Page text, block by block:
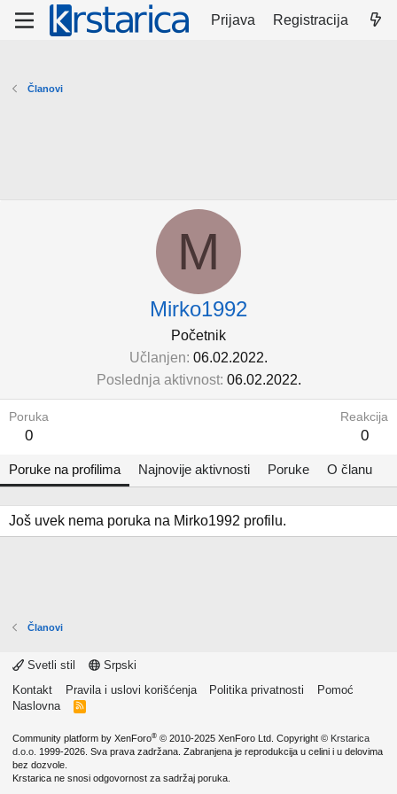
Prijava Registracija
Članovi
M
Mirko1992
Početnik
Učlanjen 06.02.2022.
Poslednja aktivnost 06.02.2022.
Poruka
0
Reakcija
0
Poruke na profilima Najnovije aktivnosti Poruke O članu
Još uvek nema poruka na Mirko1992 profilu.
Članovi
Svetli stil
Srpski
Kontakt
Pravila i uslovi korišćenja Politika privatnosti
Pomoć
Naslovna
R
Community platform by XenForo® © 2010-2025 XenForo Ltd. Copyright © Krstarica
d.o.o. 1999-2026. Sva prava zadržana. Zabranjena je reprodukcija u celini i u delovima
bez dozvole.
Krstarica ne snosi odgovornost za sadržaj poruka.